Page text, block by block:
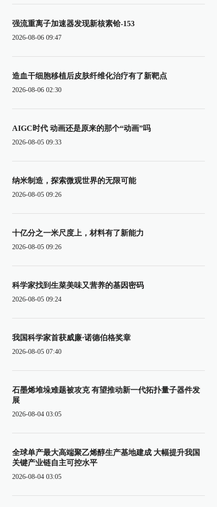
强流重离子加速器发现新核素铪-153
2026-08-06 09:47
造血干细胞移植后皮肤纤维化治疗有了新靶点
2026-08-06 02:30
AIGC时代 动画还是原来的那个“动画”吗
2026-08-05 09:33
纳米制造，探索微观世界的无限可能
2026-08-05 09:26
十亿分之一米尺度上，材料有了新能力
2026-08-05 09:26
科学家找到生菜美味又营养的基因密码
2026-08-05 09:24
我国科学家首获威廉·诺德伯格奖章
2026-08-05 07:40
石墨烯堆垛难题被攻克 有望推动新一代拓扑量子器件发
展
2026-08-04 03:05
全球单产最大高端聚乙烯醇生产基地建成 大幅提升我国
关键产业链自主可控水平
2026-08-04 03:05